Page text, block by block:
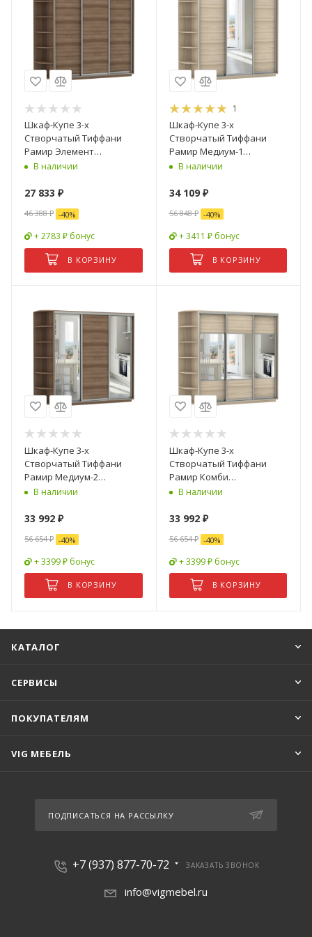
Шкаф-Купе 3-х
Створчатый Тиффани
Рамир Элемент
Ш-1800/2100/2200 мм/
В наличии
27 833 ₽
46 388₽ -40%
+ 2783 ₽ бонус
В КОРЗИНУ
1
Шкаф-Купе 3-х
Створчатый Тиффани
Рамир Медиум-1
Ш-1800/2100/2200 мм/
В наличии
34 109₽
56 848₽ -40%
+ 3411 ₽ бонус
В КОРЗИНУ
Шкаф-Купе 3-х
Створчатый Тиффани
Рамир Медиум-2
Ш-1800/2100/2200 мм/
В наличии
33 992 ₽
56 654₽ -40%
+ 3399 ₽ бонус
В КОРЗИНУ
Шкаф-Купе 3-х
Створчатый Тиффани
Рамир Комби
Ш-1800/2100/2200 мм/
В наличии
33 992₽
56 654₽ -40%
+ 3399 ₽ бонус
В КОРЗИНУ
КАТАЛОГ
СЕРВИСЫ
ПОКУПАТЕЛЯМ
VIG МЕБЕЛЬ
ПОДПИСАТЬСЯ НА РАССЫЛКУ
+7 (937) 877-70-72 ЗАКАЗАТЬ ЗВОНОК
info@vigmebel.ru